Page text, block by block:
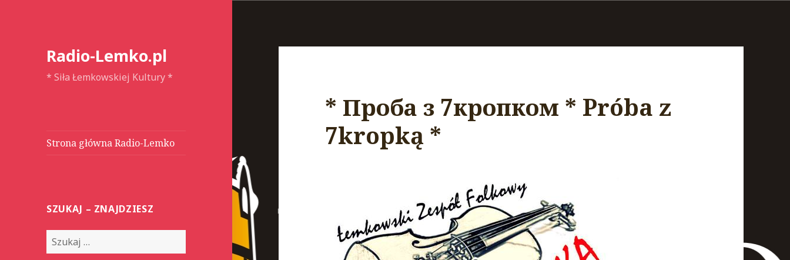
Radio-Lemko.pl
* Siła Łemkowskiej Kultury *
Strona główna Radio-Lemko
SZUKAJ – ZNAJDZIESZ
S
z
* Проба з 7кропком * Próba z
7kropką *